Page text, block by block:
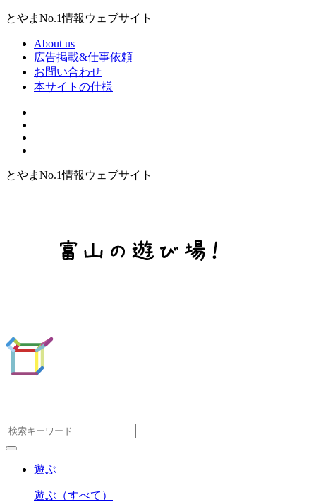
とやまNo.1情報ウェブサイト
About us
広告掲載&仕事依頼
お問い合わせ
本サイトの仕様
とやまNo.1情報ウェブサイト
遊ぶ
遊ぶ （すべて）